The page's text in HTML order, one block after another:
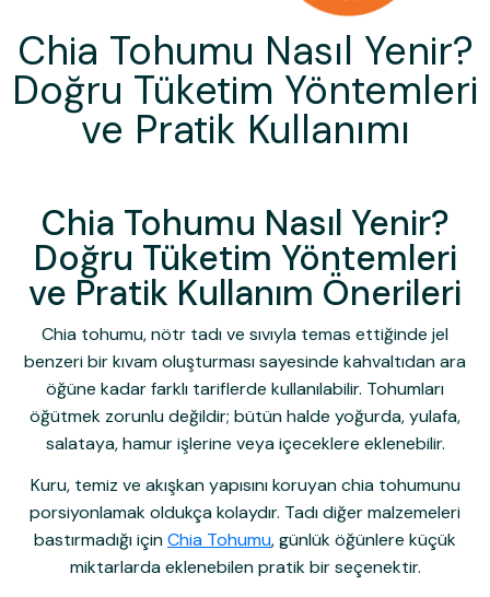
Chia Tohumu Nasıl Yenir?
Doğru Tüketim Yöntemleri
ve Pratik Kullanımı
Chia Tohumu Nasıl Yenir?
Doğru Tüketim Yöntemleri
ve Pratik Kullanım Önerileri
Chia tohumu, nötr tadı ve sıvıyla temas ettiğinde jel
benzeri bir kıvam oluşturması sayesinde kahvaltıdan ara
öğüne kadar farklı tariflerde kullanılabilir. Tohumları
öğütmek zorunlu değildir; bütün halde yoğurda, yulafa,
salataya, hamur işlerine veya içeceklere eklenebilir.
Kuru, temiz ve akışkan yapısını koruyan chia tohumunu
porsiyonlamak oldukça kolaydır. Tadı diğer malzemeleri
bastırmadığı içinChia Tohumu, günlük öğünlere küçük
miktarlarda eklenebilen pratik bir seçenektir.